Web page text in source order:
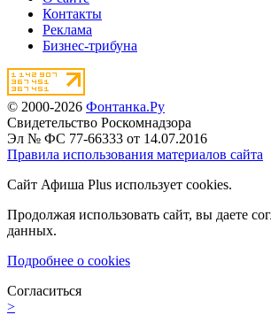
Контакты
Реклама
Бизнес-трибуна
© 2000-2026 Фонтанка.Ру
Свидетельство Роскомнадзора
Эл № ФС 77-66333 от 14.07.2016
Правила использования материалов сайта
Сайт Афиша Plus использует cookies.
Продолжая использовать сайт, вы даете
данных.
Подробнее о cookies
Согласиться
>